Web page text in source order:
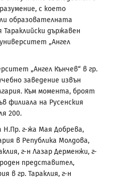
с което
образователната
държавен
„Ангел
„Ангел Кънчев“ в гр.
заведение извън
Към момента, броят
филиала на Русенския
200.
г-жа Мая Добрева,
в Република Молдова,
г-н Лазар Дерменжи, г-
представител,
в гр. Тараклия, г-н